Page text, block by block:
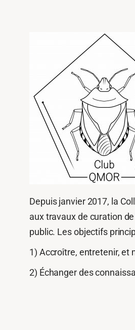
Depuis janvier 2017, la
aux travaux de curation de
public. Les objectifs
1) Accroître, entretenir, et
2) Échanger des